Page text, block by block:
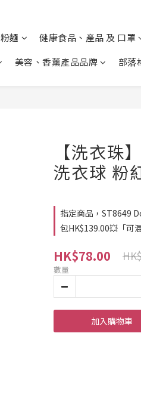
粉麵
健康食品、產品 及 口罩
美容、香薰產品品牌 部落
【洗衣珠
洗衣球 粉
指定商品，ST8649
包HK$139.00💥「可混
HK$78.00
數量
加入購物車